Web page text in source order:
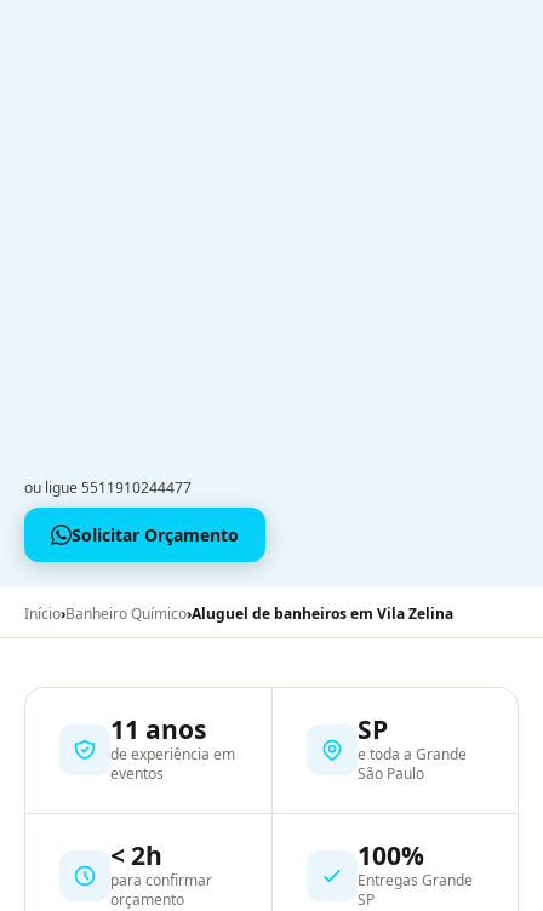
ou ligue 5511910244477
Solicitar Orçamento
Início›Banheiro Químico›Aluguel de banheiros em Vila Zelina
11 anos
de experiência em
eventos
SP
e toda a Grande
São Paulo
< 2h
para confirmar
orçamento
100%
Entregas Grande
SP